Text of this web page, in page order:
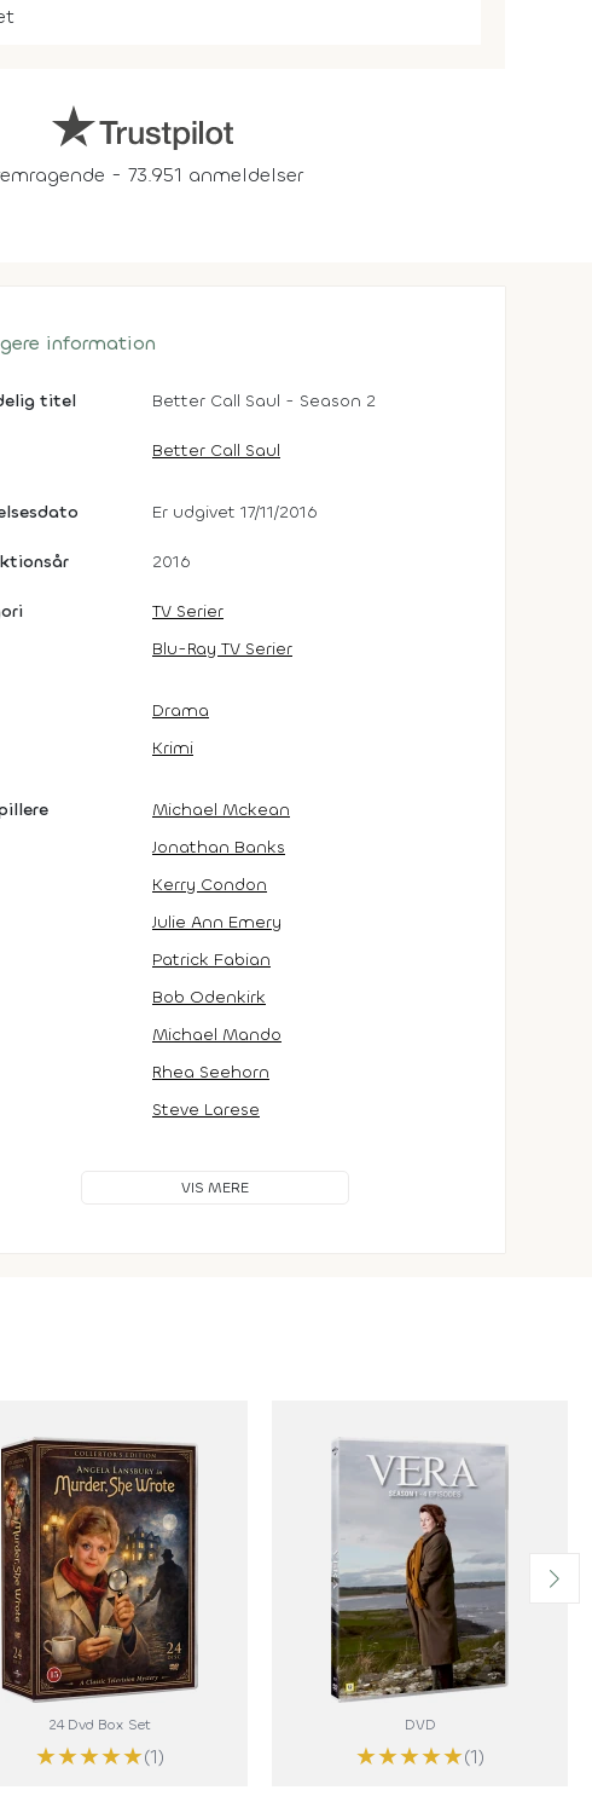
- 73.951 anmeldelser
information
titel Better Call Saul - Season 2
Better Call Saul
Er udgivet 17/11/2016
2016
TV Serier
Blu-Ray TV Serier
Drama
Krimi
Michael Mckean
Jonathan Banks
Kerry Condon
Julie Ann Emery
Patrick Fabian
Bob Odenkirk
Michael Mando
Rhea Seehorn
Steve Larese
VIS MERE
24 Dvd Box Set
★★★★★(1)
DVD
★★★★★(1)